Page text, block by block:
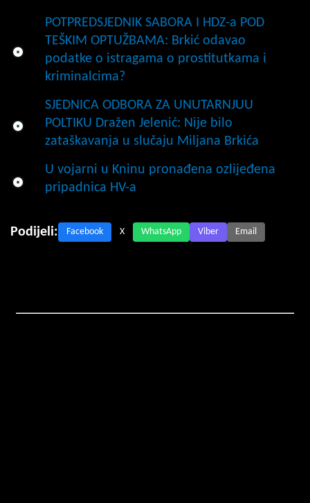
POTPREDSJEDNIK SABORA I HDZ-a POD
TEŠKIM OPTUŽBAMA: Brkić odavao
podatke o istragama o prostitutkama i
kriminalcima?
SJEDNICA ODBORA ZA UNUTARNJUU
POLTIKU Dražen Jelenić: Nije bilo
zataškavanja u slučaju Miljana Brkića
U vojarni u Kninu pronađena ozlijeđena
pripadnica HV-a
Podijeli: Facebook X WhatsApp Viber Email